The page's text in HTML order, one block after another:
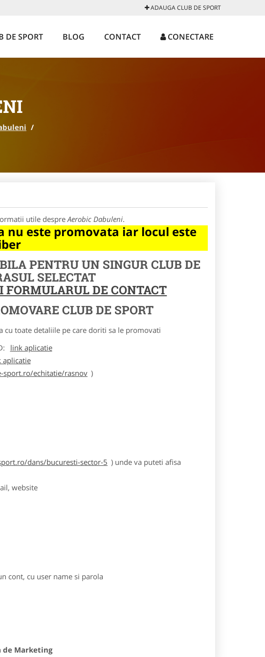
ADAUGA CLUB DE SPORT
DE SPORT BLOG CONTACT CONECTARE
/
utile despreAerobic Dabuleni.
nu este promovata iar locul este
PENTRU UN SINGUR CLUB DE
SELECTAT
DE CONTACT
CLUB DE SPORT
toate detaliile pe care doriti sa le promovati
link aplicatie
aplicatie
sport.ro/echitatie/rasnov )
dans/bucuresti-sector-5 ) unde va puteti afisa
website
cu user name si parola
de Marketing